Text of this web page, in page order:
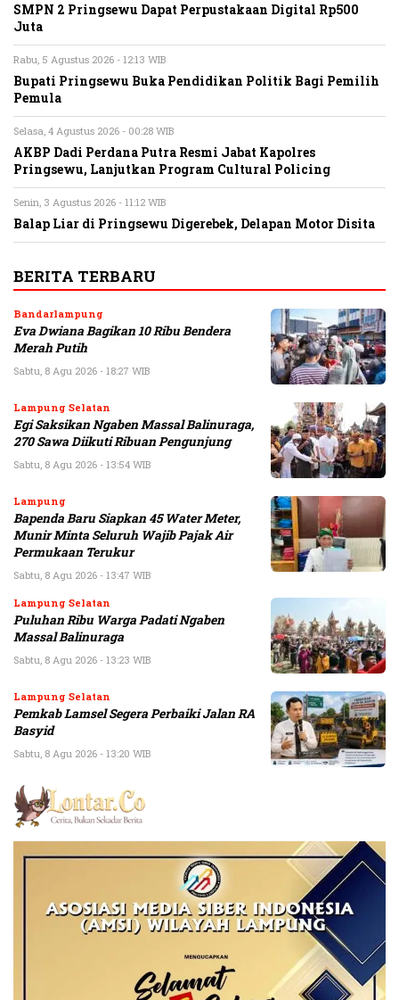
SMPN 2 Pringsewu Dapat Perpustakaan Digital Rp500
Juta
Rabu, 5 Agustus 2026 - 12:13 WIB
Bupati Pringsewu Buka Pendidikan Politik Bagi Pemilih
Pemula
Selasa, 4 Agustus 2026 - 00:28 WIB
AKBP Dadi Perdana Putra Resmi Jabat Kapolres
Pringsewu, Lanjutkan Program Cultural Policing
Senin, 3 Agustus 2026 - 11:12 WIB
Balap Liar di Pringsewu Digerebek, Delapan Motor Disita
BERITA TERBARU
Bandarlampung
Eva Dwiana Bagikan 10 Ribu Bendera
Merah Putih
Sabtu, 8 Agu 2026 - 18:27 WIB
Lampung Selatan
Egi Saksikan Ngaben Massal Balinuraga,
270 Sawa Diikuti Ribuan Pengunjung
Sabtu, 8 Agu 2026 - 13:54 WIB
Lampung
Bapenda Baru Siapkan 45 Water Meter,
Munir Minta Seluruh Wajib Pajak Air
Permukaan Terukur
Sabtu, 8 Agu 2026 - 13:47 WIB
Lampung Selatan
Puluhan Ribu Warga Padati Ngaben
Massal Balinuraga
Sabtu, 8 Agu 2026 - 13:23 WIB
Lampung Selatan
Pemkab Lamsel Segera Perbaiki Jalan RA
Basyid
Sabtu, 8 Agu 2026 - 13:20 WIB